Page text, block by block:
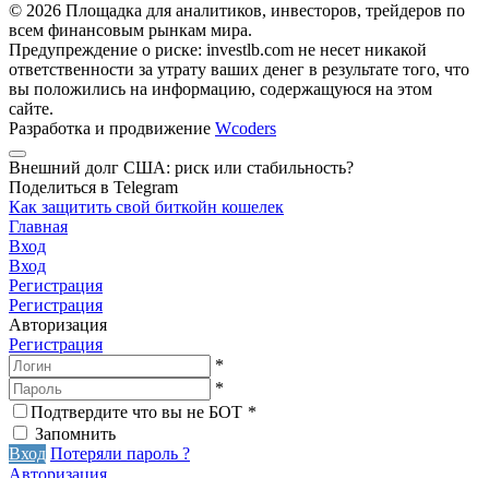
© 2026 Площадка для аналитиков, инвесторов, трейдеров по
всем финансовым рынкам мира.
Предупреждение о риске: investlb.com не несет никакой
ответственности за утрату ваших денег в результате того, что
вы положились на информацию, содержащуюся на этом
сайте.
Разработка и продвижение Wcoders
Внешний долг США: риск или стабильность?
Поделиться в Telegram
Как защитить свой биткойн кошелек
Главная
Вход
Вход
Регистрация
Регистрация
Авторизация
Регистрация
*
*
Подтвердите что вы не БОТ *
Запомнить
Вход Потеряли пароль ?